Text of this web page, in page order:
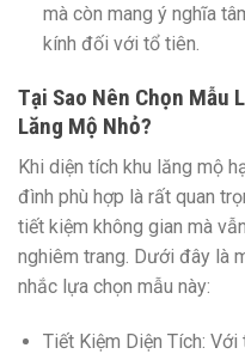
mà còn mang ý nghĩa
kính đối với tổ tiên.
Tại Sao Nên Chọn Mẫu
Lăng Mộ Nhỏ?
Khi diện tích khu lăng mộ
đình phù hợp là rất quan
tiết kiệm không gian mà
nghiêm trang. Dưới đây là
nhắc lựa chọn mẫu này:
Tiết Kiệm Diện Tích: Với